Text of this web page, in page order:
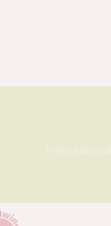
Política de